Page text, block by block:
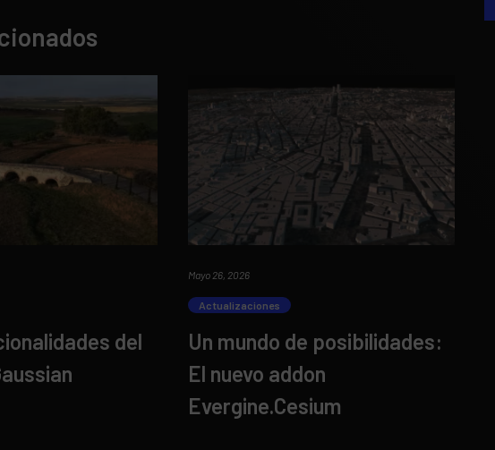
del
Mayo 26, 2026
Actualizaciones
Un mundo de posibilidades:
El nuevo addon
Evergine.Cesium